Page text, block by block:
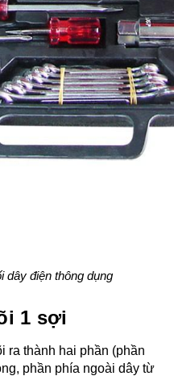
dây điện thông dụng
1 sợi
ra thành hai phần (phần
phần phía ngoài dây từ